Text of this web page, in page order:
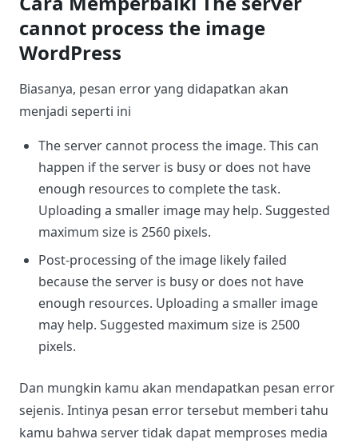
cannot process the image
WordPress
Biasanya, pesan error yang didapatkan akan
menjadi seperti ini
The server cannot process the image. This can
happen if the server is busy or does not have
enough resources to complete the task.
Uploading a smaller image may help. Suggested
maximum size is 2560 pixels.
Post-processing of the image likely failed
because the server is busy or does not have
enough resources. Uploading a smaller image
may help. Suggested maximum size is 2500
pixels.
Dan mungkin kamu akan mendapatkan pesan error
sejenis. Intinya pesan error tersebut memberi tahu
kamu bahwa server tidak dapat memproses media